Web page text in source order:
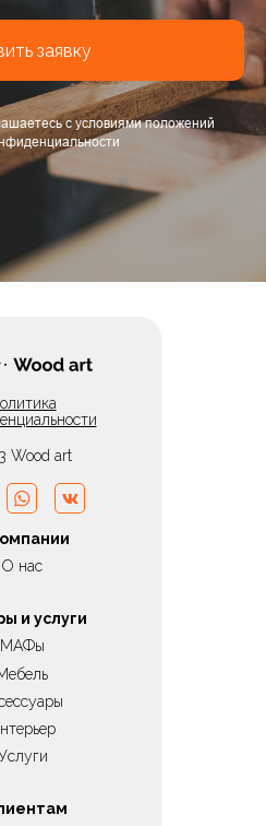
заявку
с условиями положений
Wood art
О нас
и услуги
МАФы